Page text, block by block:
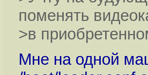
поменять
>в
Мне на одной